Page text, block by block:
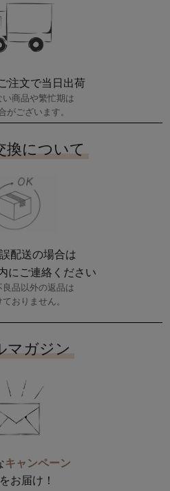
注文で当日出荷
商品や繁忙期は
がございます。
換について
配送の場合は
にご連絡ください
良品以外の返品は
おりません。
マガジン
キャンペーン
お届け！